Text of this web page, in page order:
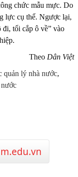
chức mẫu mực. Do
lực cụ thể. Ngược lại,
đi, tối cắp ô về” vào
Theo Dân Việt
quản lý nhà nước,